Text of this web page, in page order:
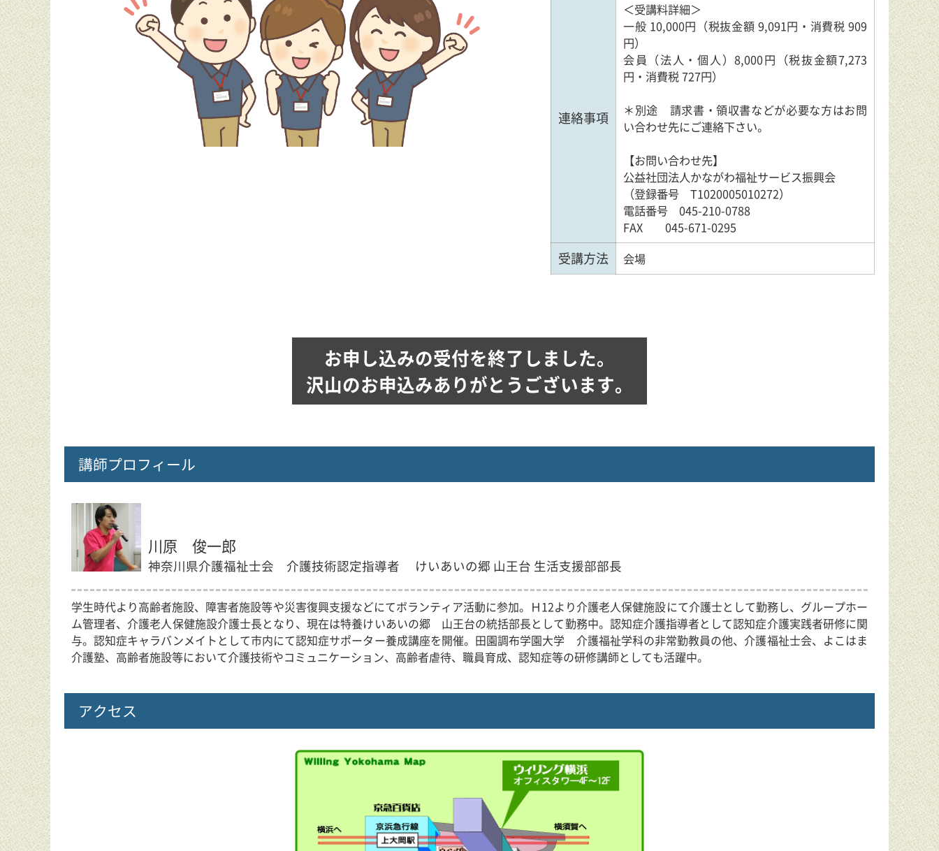
連絡事項
＜受講料詳細＞
一般 10,000円（税抜金額 9,091円・消費税 909
円）
会員（法人・個人）8,000円（税抜金額7,273
円・消費税 727円）
＊別途 請求書・領収書などが必要な方はお問
い合わせ先にご連絡下さい。
【お問い合わせ先】
公益社団法人かながわ福祉サービス振興会
（登録番号 T1020005010272）
電話番号 045-210-0788
FAX 045-671-0295
受講方法 会場
お申し込みの受付を終了しました。
沢山のお申込みありがとうございます。
講師プロフィール
川原 俊一郎
神奈川県介護福祉士会 介護技術認定指導者 けいあいの郷 山王台 生活支援部部長
学生時代より高齢者施設、障害者施設等や災害復興支援などにてボランティア活動に参加。Ｈ12より介護老人保健施設にて介護士として勤務し、グループホー
ム管理者、介護老人保健施設介護士長となり、現在は特養けいあいの郷 山王台の統括部長として勤務中。認知症介護指導者として認知症介護実践者研修に関
与。認知症キャラバンメイトとして市内にて認知症サポーター養成講座を開催。田園調布学園大学 介護福祉学科の非常勤教員の他、介護福祉士会、よこはま
介護塾、高齢者施設等において介護技術やコミュニケーション、高齢者虐待、職員育成、認知症等の研修講師としても活躍中。
アクセス